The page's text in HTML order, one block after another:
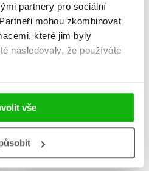
partnery pro sociální
Partneři mohou zkombinovat
které jim byly
následovaly, že používáte
vše
239 Kč299 Kč
Do košíku